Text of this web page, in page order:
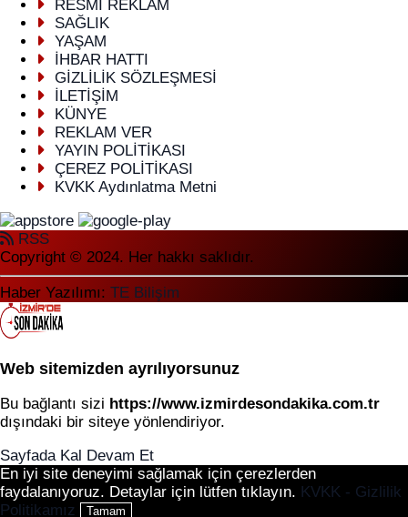
RESMİ REKLAM
SAĞLIK
YAŞAM
İHBAR HATTI
GİZLİLİK SÖZLEŞMESİ
İLETİŞİM
KÜNYE
REKLAM VER
YAYIN POLİTİKASI
ÇEREZ POLİTİKASI
KVKK Aydınlatma Metni
RSS
Copyright © 2024. Her hakkı saklıdır.
Haber Yazılımı: TE Bilişim
Web sitemizden ayrılıyorsunuz
Bu bağlantı sizi https://www.izmirdesondakika.com.tr
dışındaki bir siteye yönlendiriyor.
Sayfada Kal Devam Et
En iyi site deneyimi sağlamak için çerezlerden
faydalanıyoruz. Detaylar için lütfen tıklayın. KVKK - Gizlilik
Politikamız
Tamam